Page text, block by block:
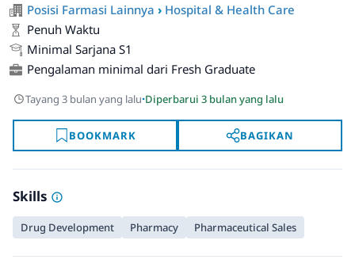
Posisi Farmasi Lainnya › Hospital & Health Care
Penuh Waktu
Minimal Sarjana S1
Pengalaman minimal dari Fresh Graduate
Tayang 3 bulan yang lalu·Diperbarui 3 bulan yang lalu
BOOKMARK BAGIKAN
Skills
Drug Development Pharmacy Pharmaceutical Sales